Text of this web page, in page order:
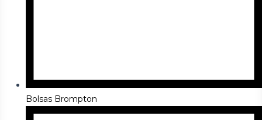
Bolsas Brompton